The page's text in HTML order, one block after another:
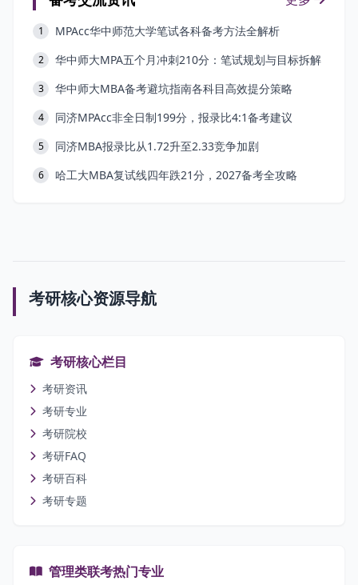
1 MPAcc华中师范大学笔试各科备考方法全解析
2 华中师大MPA五个月冲刺210分：笔试规划与目标拆解
3 华中师大MBA备考避坑指南各科目高效提分策略
4 同济MPAcc非全日制199分，报录比4:1备考建议
5 同济MBA报录比从1.72升至2.33竞争加剧
6 哈工大MBA复试线四年跌21分，2027备考全攻略
考研核心资源导航
考研核心栏目
考研资讯
考研专业
考研院校
考研FAQ
考研百科
考研专题
管理类联考热门专业